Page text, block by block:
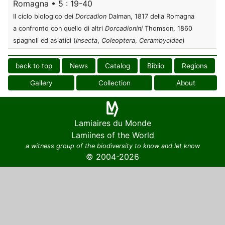
Romagna • 5 : 19-40
Il ciclo biologico dei Dorcadion Dalman, 1817 della Romagna
a confronto con quello di altri Dorcadionini Thomson, 1860
spagnoli ed asiatici (Insecta, Coleoptera, Cerambycidae)
back to top News Catalog Biblio Regions
Gallery Collection About
Lamiaires du Monde
Lamiines of the World
a witness group of the biodiversity to know and let know
© 2004-2026